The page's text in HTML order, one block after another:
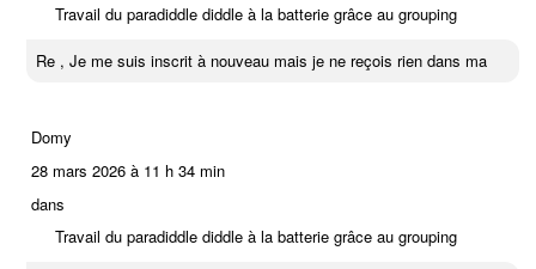
Travail du paradiddle diddle à la batterie grâce au grouping
Re , Je me suis inscrit à nouveau mais je ne reçois rien dans ma
Domy
28 mars 2026 à 11 h 34 min
dans
Travail du paradiddle diddle à la batterie grâce au grouping